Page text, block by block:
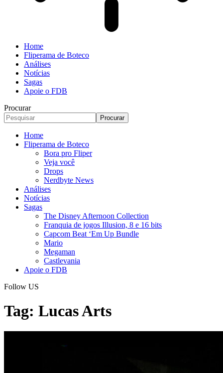
Home
Fliperama de Boteco
Análises
Notícias
Sagas
Apoie o FDB
Procurar
Home
Fliperama de Boteco
Bora pro Fliper
Veja você
Drops
Nerdbyte News
Análises
Notícias
Sagas
The Disney Afternoon Collection
Franquia de jogos Illusion, 8 e 16 bits
Capcom Beat ‘Em Up Bundle
Mario
Megaman
Castlevania
Apoie o FDB
Follow US
Tag: Lucas Arts